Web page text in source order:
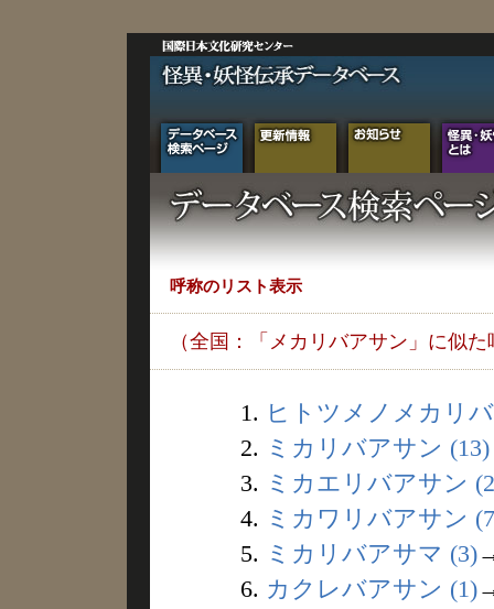
呼称のリスト表示
（全国：「メカリバアサン」に似た
1. ヒトツメノメカリ
2. ミカリバアサン (13)
3. ミカエリバアサン
4. ミカワリバアサン
5. ミカリバアサマ (3)
6. カクレバアサン (1)